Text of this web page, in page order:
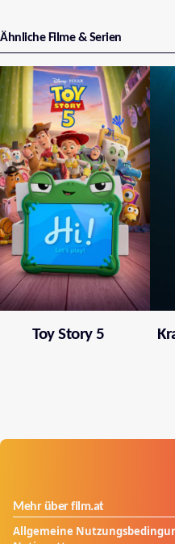
Ähnliche Filme & Serien
Toy Story 5
Mehr über film.at
Allgemeine